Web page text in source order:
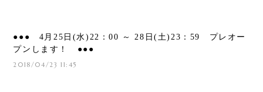
●●● 4月25日(水)22：00 ～ 28日(土)23：59 プレオー
プンします！ ●●●
2018/04/23 11:45